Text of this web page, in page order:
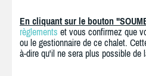
En cliquant sur le bouton
règlements et vous confirmez que
ou le gestionnaire de ce chalet.
à-dire qu'il ne sera plus possible de